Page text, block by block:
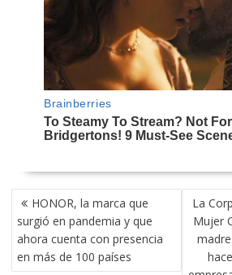
NAVEGACIÓN
DE
ENTRADAS
HONOR, la marca que
surgió en pandemia y que
ahora cuenta con presencia
en más de 100 países
La
Mujer